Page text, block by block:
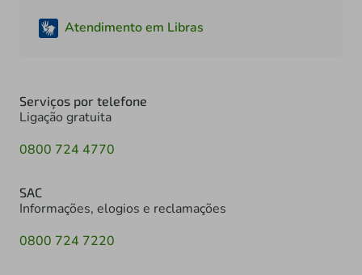
Atendimento em Libras
Serviços por telefone
Ligação gratuita
0800 724 4770
SAC
Informações, elogios e reclamações
0800 724 7220